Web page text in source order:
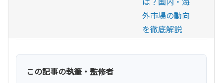
外市場の動向
を徹底解説
この記事の執筆・監修者